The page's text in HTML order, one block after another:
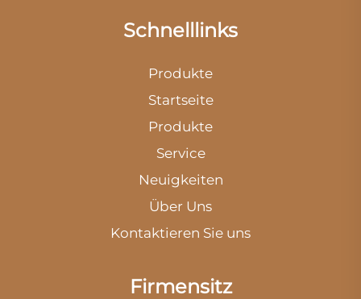
Schnelllinks
Produkte
Startseite
Produkte
Service
Neuigkeiten
Über Uns
Kontaktieren Sie uns
Firmensitz